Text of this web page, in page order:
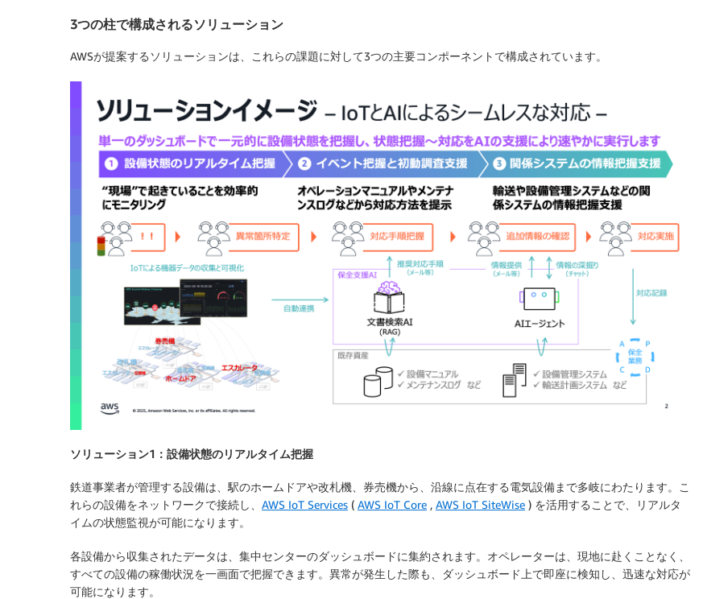
3つの柱で構成されるソリューション
AWSが提案するソリューションは、これらの課題に対して3つの主要コンポーネントで構成されています。
ソリューション1：設備状態のリアルタイム把握
鉄道事業者が管理する設備は、駅のホームドアや改札機、券売機から、沿線に点在する電気設備まで多岐にわたります。こ
れらの設備をネットワークで接続し、 AWS IoT Services ( AWS IoT Core , AWS IoT SiteWise ) を活用することで、リアルタ
イムの状態監視が可能になります。
各設備から収集されたデータは、集中センターのダッシュボードに集約されます。オペレーターは、現地に赴くことなく、
すべての設備の稼働状況を一画面で把握できます。異常が発生した際も、ダッシュボード上で即座に検知し、迅速な対応が
可能になります。